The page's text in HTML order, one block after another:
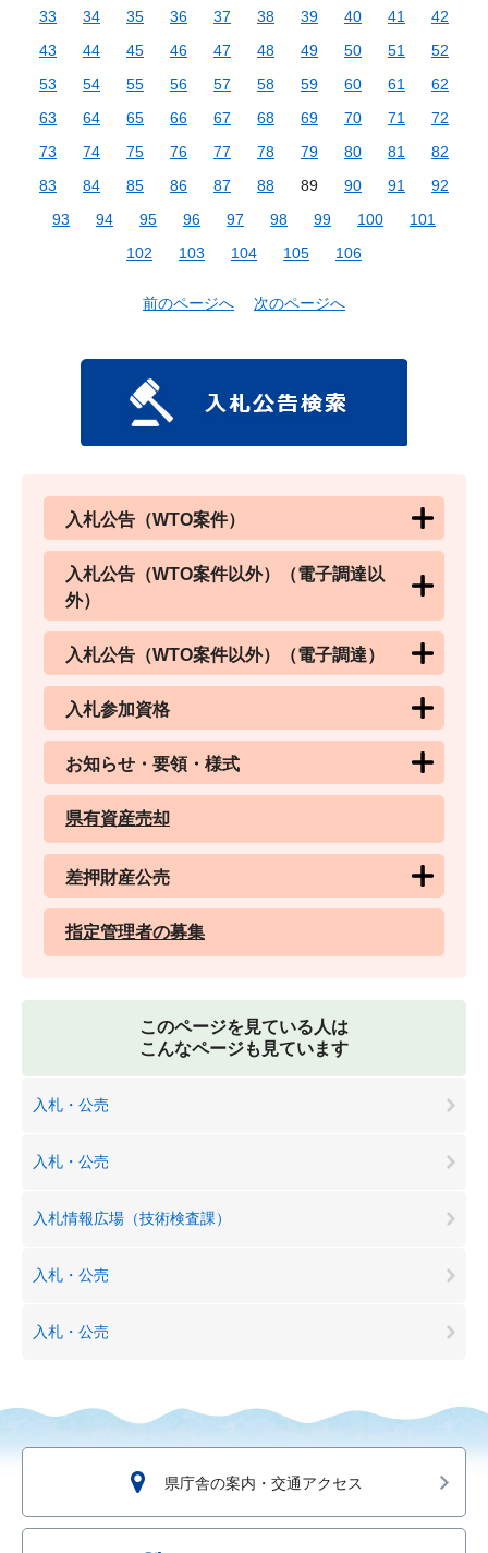
33
34 35 36 37 38 39 40 41
42
43
44 45 46 47 48 49 50 51
52
53
54 55 56 57 58 59 60 61
62
63
64 65 66 67 68 69 70 71
72
73
74 75 76 77 78 79 80 81
82
83
84 85 86 87 88 89 90 91
92
93
94 95 96 97 98 99 100
101
102
103 104 105 106
前のページへ 次のページへ
入札公告（WTO案件）
入札公告（WTO案件以外）（電子調達以
外）
入札公告（WTO案件以外）（電子調達）
入札参加資格
お知らせ・要領・様式
県有資産売却
差押財産公売
指定管理者の募集
このページを見ている人は
こんなページも見ています
入札・公売
入札・公売
入札情報広場（技術検査課）
入札・公売
入札・公売
県庁舎の案内・交通アクセス